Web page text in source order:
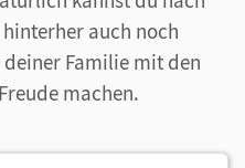
auch noch
Familie mit den
machen.